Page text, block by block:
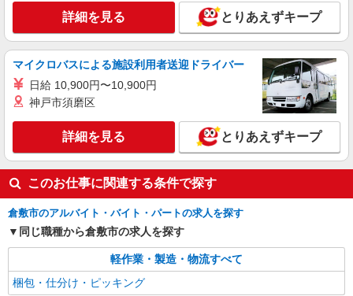
詳細を見る とりあえずキープ
マイクロバスによる施設利用者送迎ドライバー
日給 10,900円〜10,900円
神戸市須磨区
詳細を見る とりあえずキープ
このお仕事に関連する条件で探す
倉敷市のアルバイト・バイト・パートの求人を探す
同じ職種から倉敷市の求人を探す
軽作業・製造・物流すべて
梱包・仕分け・ピッキング